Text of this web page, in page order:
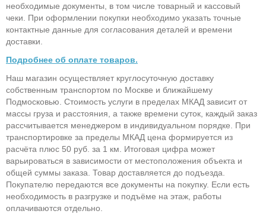
необходимые документы, в том числе товарный и кассовый
чеки. При оформлении покупки необходимо указать точные
контактные данные для согласования деталей и времени
доставки.
Подробнее об оплате товаров.
Наш магазин осуществляет круглосуточную доставку
собственным транспортом по Москве и ближайшему
Подмосковью. Стоимость услуги в пределах МКАД зависит от
массы груза и расстояния, а также времени суток, каждый заказ
рассчитывается менеджером в индивидуальном порядке. При
транспортировке за пределы МКАД цена формируется из
расчёта плюс 50 руб. за 1 км. Итоговая цифра может
варьироваться в зависимости от местоположения объекта и
общей суммы заказа. Товар доставляется до подъезда.
Покупателю передаются все документы на покупку. Если есть
необходимость в разгрузке и подъёме на этаж, работы
оплачиваются отдельно.